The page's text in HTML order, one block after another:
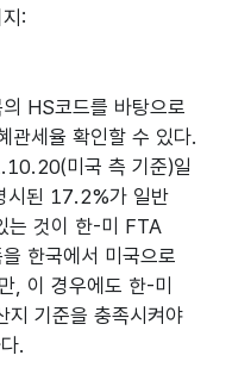
:
HS코드를 바탕으로
관세율 확인할 수 있다.
미국 측 기준)일
된 17.2%가 일반
는 것이 한-미 FTA
한국에서 미국으로
, 이 경우에도 한-미
지 기준을 충족시켜야
.